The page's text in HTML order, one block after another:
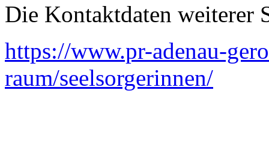
Die Kontaktdaten weiterer
https://www.pr-adenau-
raum/seelsorgerinnen/